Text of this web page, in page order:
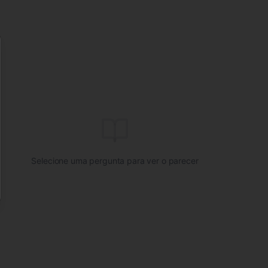
Selecione uma pergunta para ver o parecer